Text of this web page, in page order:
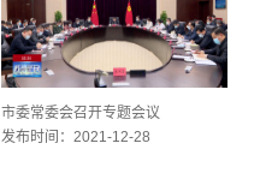
市委常委会召开专题会议
发布时间：2021-12-28